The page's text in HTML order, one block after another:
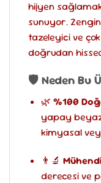
hijyen
sunuyor. Zengin
tazeleyici ve
doğrudan
🛡️ Neden Bu
🌿 %100
yapay
kimyasal
👨‍🔬
derecesi ve